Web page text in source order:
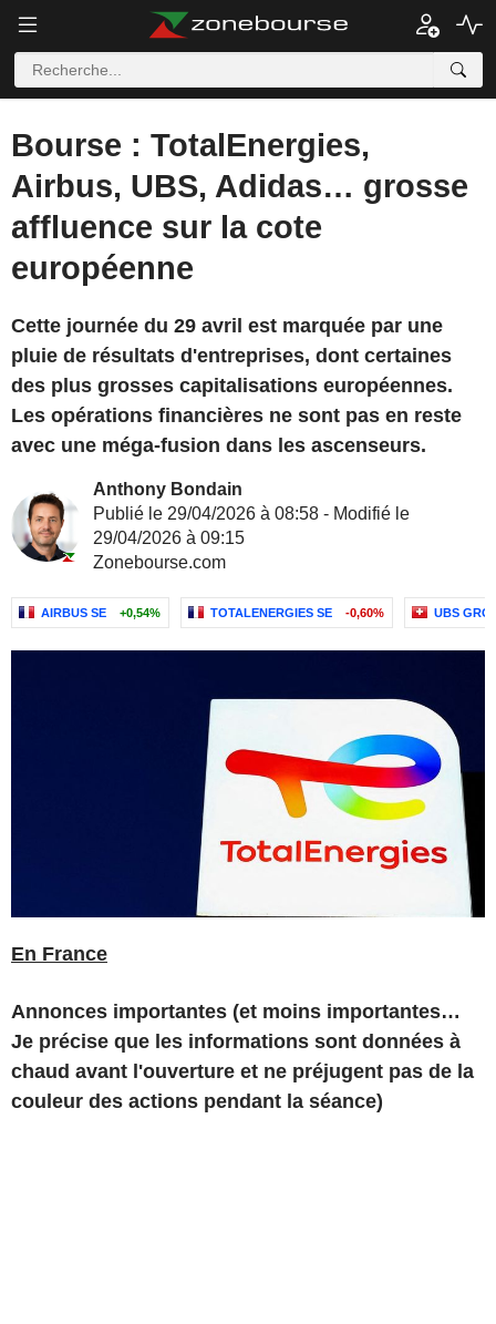
Bourse : TotalEnergies,
Airbus, UBS, Adidas… grosse
affluence sur la cote
européenne
Cette journée du 29 avril est marquée par une
pluie de résultats d'entreprises, dont certaines
des plus grosses capitalisations européennes.
Les opérations financières ne sont pas en reste
avec une méga-fusion dans les ascenseurs.
Anthony Bondain
Publié le 29/04/2026 à 08:58 - Modifié le
29/04/2026 à 09:15
Zonebourse.com
AIRBUS SE +0,54% TOTALENERGIES SE -0,60% UBS
En France
Annonces importantes (et moins importantes…
Je précise que les informations sont données à
chaud avant l'ouverture et ne préjugent pas de la
couleur des actions pendant la séance)